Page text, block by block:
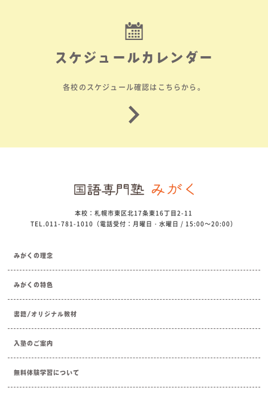
スケジュールカレンダー
各校のスケジュール確認はこちらから。
本校：札幌市東区北17条東16丁目2-11
TEL.011-781-1010（電話受付：月曜日・水曜日 / 15:00～20:00）
みがくの理念
みがくの特色
書籍/オリジナル教材
入塾のご案内
無料体験学習について